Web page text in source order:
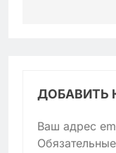
ДОБАВИТЬ
Ваш адрес